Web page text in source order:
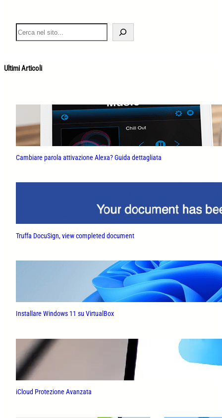
S
e
a
h
Ultimi Articoli
Cambiare parola attivazione Alexa? Guida dettagliata
Truffa DocuSign, view completed document
Installare Windows 11 su VirtualBox
iCloud Protezione Avanzata